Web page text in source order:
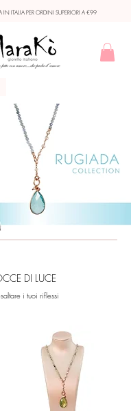
IN ITALIA PER ORDINI SUPERIORI A €99
DI LUCE
i tuoi riflessi